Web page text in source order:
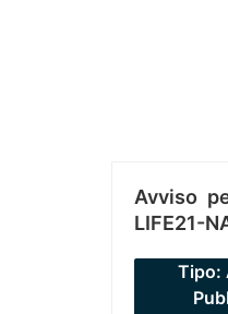
Avviso
LIFE21-
Tipo: